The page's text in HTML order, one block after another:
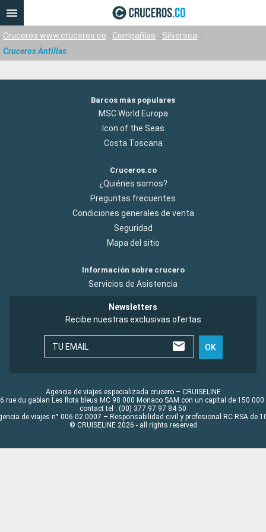
Cruceros www.cruceros.co Compañías
Silversea
Cruceros Antillas
Barcos más populares
MSC World Europa
Icon of the Seas
Costa Toscana
Cruceros.co
¿Quiénes somos?
Preguntas frecuentes
Condiciones generales de venta
Seguridad
Mapa del sitio
Información sobre crucero
Servicios de Asistencia
Newsletters
Recibe nuestras exclusivas ofertas
TU EMAIL OK
Agencia de viajes especializada crucero – CRUISELINE
rue du gabian Les flots bleus MC 98 000 Monaco SAM con un capital de 150 000
contact tel : (00) 377 97 97 84 50
de viajes n° 006 02 0007 – Responsabilidad civil y profesional RC RSA de
© CRUISELINE 2026 - all rights reserved